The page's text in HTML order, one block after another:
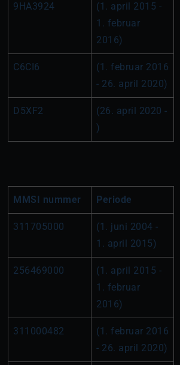
9HA3924
(1. april 2015 -
1. februar
2016)
C6CI6
(1. februar 2016
- 26. april 2020)
D5XF2
(26. april 2020 -
)
MMSI nummer Periode
311705000
(1. juni 2004 -
1. april 2015)
256469000
(1. april 2015 -
1. februar
2016)
311000482
(1. februar 2016
- 26. april 2020)